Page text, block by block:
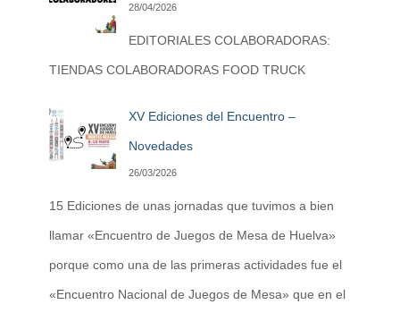
28/04/2026
EDITORIALES COLABORADORAS:
TIENDAS COLABORADORAS FOOD TRUCK
XV Ediciones del Encuentro –
Novedades
26/03/2026
15 Ediciones de unas jornadas que tuvimos a bien
llamar «Encuentro de Juegos de Mesa de Huelva»
porque como una de las primeras actividades fue el
«Encuentro Nacional de Juegos de Mesa» que en el